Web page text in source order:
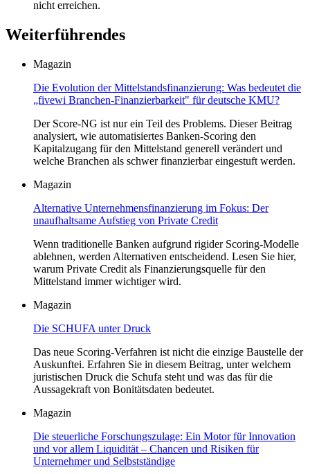
nicht erreichen.
Weiterführendes
Magazin
Die Evolution der Mittelstandsfinanzierung: Was bedeutet die
„fivewi Branchen-Finanzierbarkeit" für deutsche KMU?
Der Score-NG ist nur ein Teil des Problems. Dieser Beitrag
analysiert, wie automatisiertes Banken-Scoring den
Kapitalzugang für den Mittelstand generell verändert und
welche Branchen als schwer finanzierbar eingestuft werden.
Magazin
Alternative Unternehmensfinanzierung im Fokus: Der
unaufhaltsame Aufstieg von Private Credit
Wenn traditionelle Banken aufgrund rigider Scoring-Modelle
ablehnen, werden Alternativen entscheidend. Lesen Sie hier,
warum Private Credit als Finanzierungsquelle für den
Mittelstand immer wichtiger wird.
Magazin
Die SCHUFA unter Druck
Das neue Scoring-Verfahren ist nicht die einzige Baustelle der
Auskunftei. Erfahren Sie in diesem Beitrag, unter welchem
juristischen Druck die Schufa steht und was das für die
Aussagekraft von Bonitätsdaten bedeutet.
Magazin
Die steuerliche Forschungszulage: Ein Motor für Innovation
und vor allem Liquidität – Chancen und Risiken für
Unternehmer und Selbstständige